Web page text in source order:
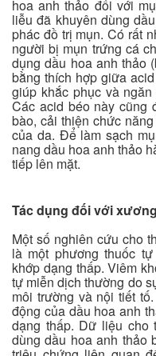
hoa anh thảo đối với
liễu đã khuyên dùng
phác đồ trị mụn. Có rất
người bị mụn trứng cá
dụng dầu hoa anh thảo
bằng thích hợp giữa
giúp khắc phục và
Các acid béo này cũng
bào, cải thiện chức
của da. Để làm sạch
nang dầu hoa anh thảo
tiếp lên mặt.
Tác dụng đối với
Một số nghiên cứu cho
là một phương thuốc
khớp dạng thấp. Viêm
tự miễn dịch thường do
môi trường và nội tiết
động của dầu hoa anh
dạng thấp. Dữ liệu cho
dùng dầu hoa anh thảo